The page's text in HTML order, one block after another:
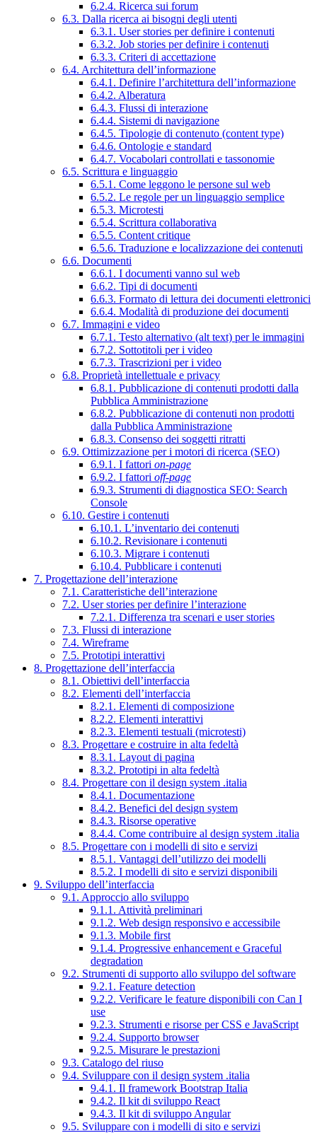
6.2.4. Ricerca sui forum
6.3. Dalla ricerca ai bisogni degli utenti
6.3.1. User stories per definire i contenuti
6.3.2. Job stories per definire i contenuti
6.3.3. Criteri di accettazione
6.4. Architettura dell’informazione
6.4.1. Definire l’architettura dell’informazione
6.4.2. Alberatura
6.4.3. Flussi di interazione
6.4.4. Sistemi di navigazione
6.4.5. Tipologie di contenuto (content type)
6.4.6. Ontologie e standard
6.4.7. Vocabolari controllati e tassonomie
6.5. Scrittura e linguaggio
6.5.1. Come leggono le persone sul web
6.5.2. Le regole per un linguaggio semplice
6.5.3. Microtesti
6.5.4. Scrittura collaborativa
6.5.5. Content critique
6.5.6. Traduzione e localizzazione dei contenuti
6.6. Documenti
6.6.1. I documenti vanno sul web
6.6.2. Tipi di documenti
6.6.3. Formato di lettura dei documenti elettronici
6.6.4. Modalità di produzione dei documenti
6.7. Immagini e video
6.7.1. Testo alternativo (alt text) per le immagini
6.7.2. Sottotitoli per i video
6.7.3. Trascrizioni per i video
6.8. Proprietà intellettuale e privacy
6.8.1. Pubblicazione di contenuti prodotti dalla
Pubblica Amministrazione
6.8.2. Pubblicazione di contenuti non prodotti
dalla Pubblica Amministrazione
6.8.3. Consenso dei soggetti ritratti
6.9. Ottimizzazione per i motori di ricerca (SEO)
6.9.1. I fattori on-page
6.9.2. I fattori off-page
6.9.3. Strumenti di diagnostica SEO: Search
Console
6.10. Gestire i contenuti
6.10.1. L’inventario dei contenuti
6.10.2. Revisionare i contenuti
6.10.3. Migrare i contenuti
6.10.4. Pubblicare i contenuti
7. Progettazione dell’interazione
7.1. Caratteristiche dell’interazione
7.2. User stories per definire l’interazione
7.2.1. Differenza tra scenari e user stories
7.3. Flussi di interazione
7.4. Wireframe
7.5. Prototipi interattivi
8. Progettazione dell’interfaccia
8.1. Obiettivi dell’interfaccia
8.2. Elementi dell’interfaccia
8.2.1. Elementi di composizione
8.2.2. Elementi interattivi
8.2.3. Elementi testuali (microtesti)
8.3. Progettare e costruire in alta fedeltà
8.3.1. Layout di pagina
8.3.2. Prototipi in alta fedeltà
8.4. Progettare con il design system .italia
8.4.1. Documentazione
8.4.2. Benefici del design system
8.4.3. Risorse operative
8.4.4. Come contribuire al design system .italia
8.5. Progettare con i modelli di sito e servizi
8.5.1. Vantaggi dell’utilizzo dei modelli
8.5.2. I modelli di sito e servizi disponibili
9. Sviluppo dell’interfaccia
9.1. Approccio allo sviluppo
9.1.1. Attività preliminari
9.1.2. Web design responsivo e accessibile
9.1.3. Mobile first
9.1.4. Progressive enhancement e Graceful
degradation
9.2. Strumenti di supporto allo sviluppo del software
9.2.1. Feature detection
9.2.2. Verificare le feature disponibili con Can I
use
9.2.3. Strumenti e risorse per CSS e JavaScript
9.2.4. Supporto browser
9.2.5. Misurare le prestazioni
9.3. Catalogo del riuso
9.4. Sviluppare con il design system .italia
9.4.1. Il framework Bootstrap Italia
9.4.2. Il kit di sviluppo React
9.4.3. Il kit di sviluppo Angular
9.5. Sviluppare con i modelli di sito e servizi